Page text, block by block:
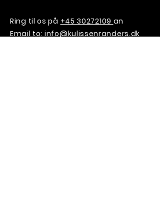
Ring til os på +45 30272109 an
Email to: info@kulissenranders.dk